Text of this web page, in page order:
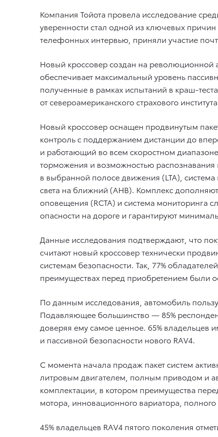
Компания Тойота провела исследование
уверенности стал одной из ключевых
телефонных интервью, приняли участие
Новый кроссовер создан на революционной
обеспечивает максимальный уровень
полученные в рамках испытаний в краш-
от североамериканского страхового
Новый кроссовер оснащен продвинутым
контроль с поддержанием дистанции до
и работающий во всем скоростном
торможения и возможностью распознавания
в выбранной полосе движения (LTA),
света на ближний (AHB). Комплекс
оповещения (RCTA) и система мониторинга
опасности на дороге и гарантируют
Данные исследования подтверждают, что
считают новый кроссовер технически
системам безопасности. Так, 77%
преимуществах перед приобретением были
По данным исследования, автомобиль
Подавляющее большинство — 85%
доверяя ему самое ценное. 65% владельцев
и пассивной безопасности нового RAV4.
C момента начала продаж пакет систем
литровым двигателем, полным приводом и
комплектации, в котором преимущества
мотора, инновационного вариатора,
45% владельцев RAV4 пятого поколения